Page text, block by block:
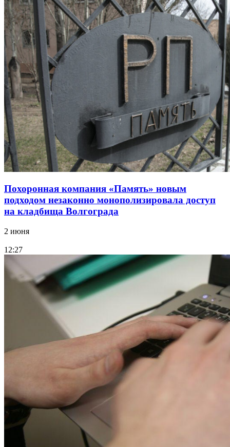
Похоронная компания «Память» новым
подходом незаконно монополизировала доступ
на кладбища Волгограда
2 июня
12:27